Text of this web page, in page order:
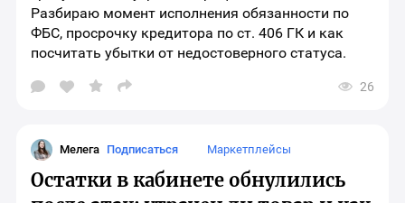
Разбираю момент исполнения обязанности по
ФБС, просрочку кредитора по ст. 406 ГК и как
посчитать убытки от недостоверного статуса.
Открыть
сетей
для
шаринга
материала
26
Мелега Подписаться Маркетплейсы
Остатки в кабинете обнулились